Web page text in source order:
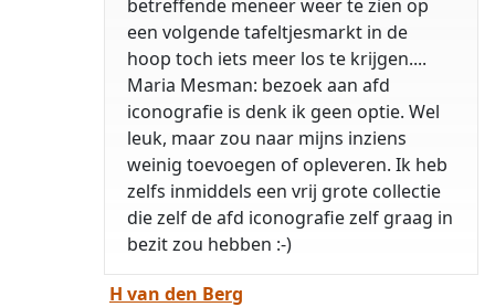
betreffende meneer weer te zien op
een volgende tafeltjesmarkt in de
hoop toch iets meer los te krijgen....
Maria Mesman: bezoek aan afd
iconografie is denk ik geen optie. Wel
leuk, maar zou naar mijns inziens
weinig toevoegen of opleveren. Ik heb
zelfs inmiddels een vrij grote collectie
die zelf de afd iconografie zelf graag in
bezit zou hebben :-)
H van den Berg